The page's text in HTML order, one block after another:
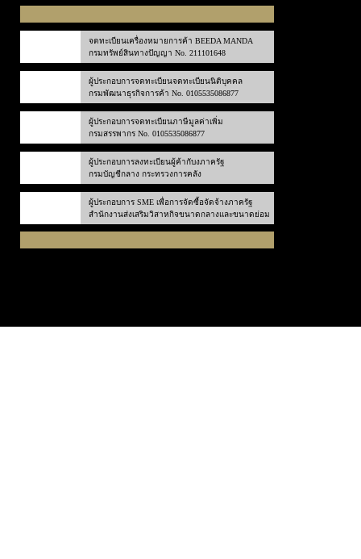
จดทะเบียนเครื่องหมายการค้า BEEDA MANDA
กรมทรัพย์สินทางปัญญา No. 211101648
ผู้ประกอบการจดทะเบียนจดทะเบียนนิติบุคคล
กรมพัฒนาธุรกิจการค้า No. 0105535086877
ผู้ประกอบการจดทะเบียนภาษีมูลค่าเพิ่ม
กรมสรรพากร No. 0105535086877
ผู้ประกอบการลงทะเบียนผู้ค้ากับงภาครัฐ
กรมบัญชีกลาง กระทรวงการคลัง
ผู้ประกอบการ SME เพื่อการจัดซื้อจัดจ้างภาครัฐ
สำนักงานส่งเสริมวิสาหกิจขนาดกลางและขนาดย่อม